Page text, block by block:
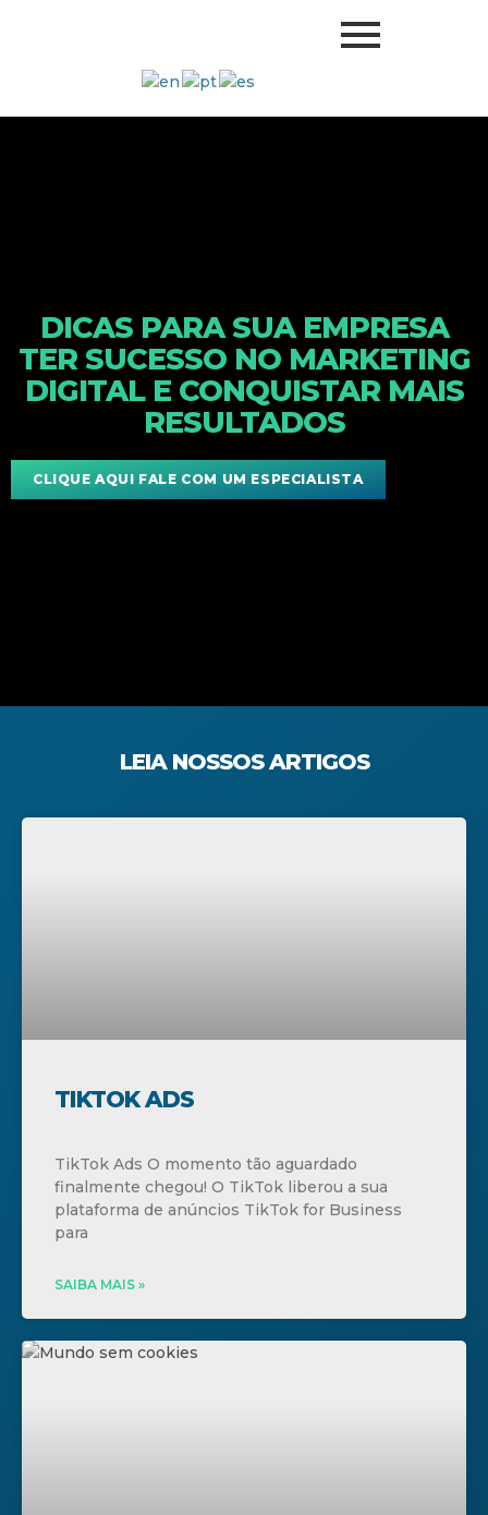
DICAS PARA SUA EMPRESA
TER SUCESSO NO MARKETING
DIGITAL E CONQUISTAR MAIS
RESULTADOS
CLIQUE AQUI FALE COM UM ESPECIALISTA
LEIA NOSSOS ARTIGOS
TIKTOK ADS
TikTok Ads O momento tão aguardado
finalmente chegou! O TikTok liberou a sua
plataforma de anúncios TikTok for Business
para
SAIBA MAIS »